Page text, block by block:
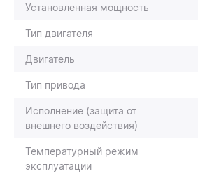
Установленная мощность
Тип двигателя
Двигатель
Тип привода
Исполнение (защита от
внешнего воздействия)
Температурный режим
эксплуатации